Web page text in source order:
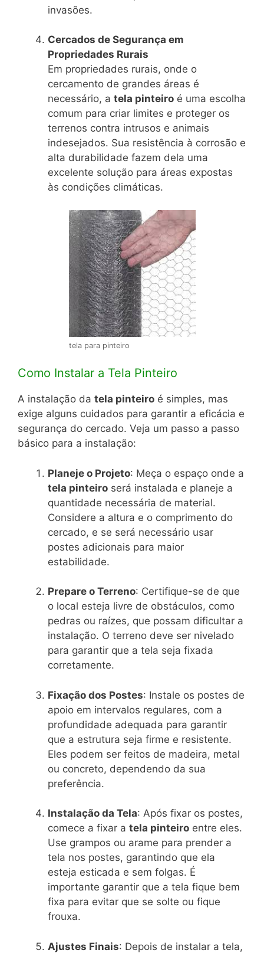
invasões.
Cercados de Segurança em
Propriedades Rurais
Em propriedades rurais, onde o
cercamento de grandes áreas é
necessário, a tela pinteiro é uma escolha
comum para criar limites e proteger os
terrenos contra intrusos e animais
indesejados. Sua resistência à corrosão e
alta durabilidade fazem dela uma
excelente solução para áreas expostas
às condições climáticas.
tela para pinteiro
Como Instalar a Tela Pinteiro
A instalação da tela pinteiro é simples, mas
exige alguns cuidados para garantir a eficácia e
segurança do cercado. Veja um passo a passo
básico para a instalação:
Planeje o Projeto: Meça o espaço onde a
tela pinteiro será instalada e planeje a
quantidade necessária de material.
Considere a altura e o comprimento do
cercado, e se será necessário usar
postes adicionais para maior
estabilidade.
Prepare o Terreno: Certifique-se de que
o local esteja livre de obstáculos, como
pedras ou raízes, que possam dificultar a
instalação. O terreno deve ser nivelado
para garantir que a tela seja fixada
corretamente.
Fixação dos Postes: Instale os postes de
apoio em intervalos regulares, com a
profundidade adequada para garantir
que a estrutura seja firme e resistente.
Eles podem ser feitos de madeira, metal
ou concreto, dependendo da sua
preferência.
Instalação da Tela: Após fixar os postes,
comece a fixar a tela pinteiro entre eles.
Use grampos ou arame para prender a
tela nos postes, garantindo que ela
esteja esticada e sem folgas. É
importante garantir que a tela fique bem
fixa para evitar que se solte ou fique
frouxa.
Ajustes Finais: Depois de instalar a tela,